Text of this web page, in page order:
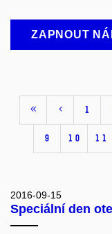
ZAPNOUT
1
9 10 11
2016-09-15
Speciální den